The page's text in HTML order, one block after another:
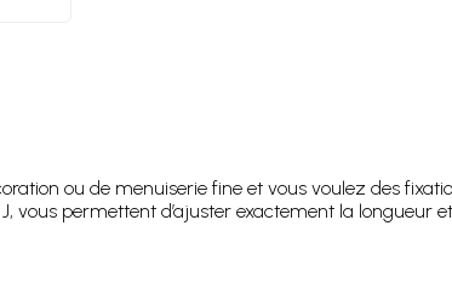
ou de menuiserie fine et vous voulez des
vous permettent d’ajuster exactement la longueur